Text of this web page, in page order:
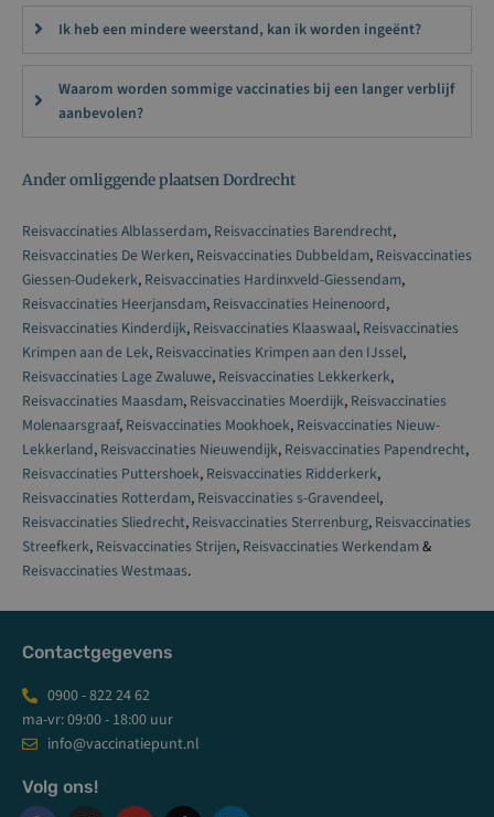
Ik heb een mindere weerstand, kan ik worden ingeënt?
Waarom worden sommige vaccinaties bij een langer verblijf
aanbevolen?
Ander omliggende plaatsen Dordrecht
Reisvaccinaties Alblasserdam, Reisvaccinaties Barendrecht,
Reisvaccinaties De Werken, Reisvaccinaties Dubbeldam, Reisvaccinaties
Giessen-Oudekerk, Reisvaccinaties Hardinxveld-Giessendam,
Reisvaccinaties Heerjansdam, Reisvaccinaties Heinenoord,
Reisvaccinaties Kinderdijk, Reisvaccinaties Klaaswaal, Reisvaccinaties
Krimpen aan de Lek, Reisvaccinaties Krimpen aan den IJssel,
Reisvaccinaties Lage Zwaluwe, Reisvaccinaties Lekkerkerk,
Reisvaccinaties Maasdam, Reisvaccinaties Moerdijk, Reisvaccinaties
Molenaarsgraaf, Reisvaccinaties Mookhoek, Reisvaccinaties Nieuw-
Lekkerland, Reisvaccinaties Nieuwendijk, Reisvaccinaties Papendrecht,
Reisvaccinaties Puttershoek, Reisvaccinaties Ridderkerk,
Reisvaccinaties Rotterdam, Reisvaccinaties s-Gravendeel,
Reisvaccinaties Sliedrecht, Reisvaccinaties Sterrenburg, Reisvaccinaties
Streefkerk, Reisvaccinaties Strijen, Reisvaccinaties Werkendam&
Reisvaccinaties Westmaas.
Contactgegevens
0900 - 822 24 62
ma-vr: 09:00 - 18:00 uur
info@vaccinatiepunt.nl
Volg ons!